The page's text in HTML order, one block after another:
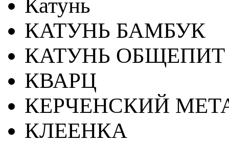
Катунь
КАТУНЬ БАМБУК
КАТУНЬ ОБЩЕПИТ
КВАРЦ
КЕРЧЕНСКИЙ
КЛЕЕНКА